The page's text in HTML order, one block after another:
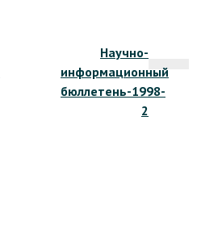
Научно-
информационный
бюллетень-1998-
2